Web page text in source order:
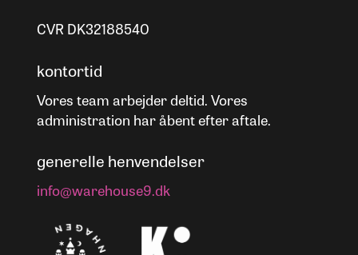
CVR DK32188540
kontortid
Vores team arbejder deltid. Vores
administration har åbent efter aftale.
generelle henvendelser
info@warehouse9.dk